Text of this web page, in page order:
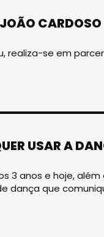
CARDOSO
realiza-se em
USAR A
3 anos e hoje,
dança que